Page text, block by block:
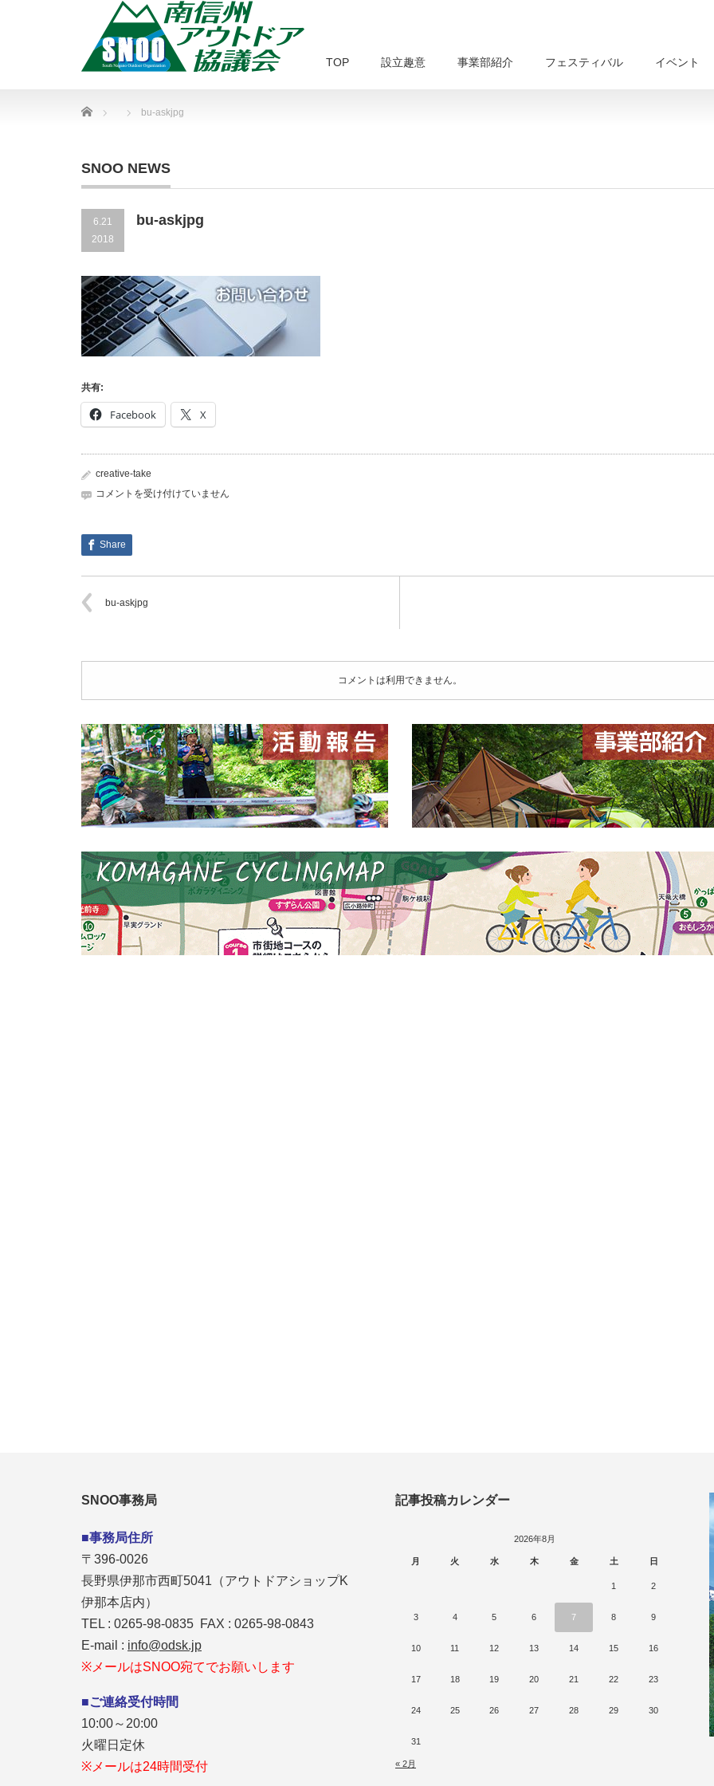
TOP 設立趣意 事業部紹介 フェスティバル イベント
Home bu-askjpg
SNOO NEWS
6.21
2018
bu-askjpg
共有:
Facebook X
creative-take
bu-
コメントを受け付けていません
Share
bu-askjpg
コメントは利用できません。
SNOO事務局
■事務局住所
〒396-0026
長野県伊那市西町5041（アウトドアショップK
伊那本店内）
TEL : 0265-98-0835 FAX : 0265-98-0843
E-mail : info@odsk.jp
※メールはSNOO宛てでお願いします
■ご連絡受付時間
10:00～20:00
火曜日定休
※メールは24時間受付
記事投稿カレンダー
2026年8月
月 火 水 木 金 土 日
1 2
3 4 5 6 7 8 9
10 11 12 13 14 15 16
17 18 19 20 21 22 23
24 25 26 27 28 29 30
31
« 2月